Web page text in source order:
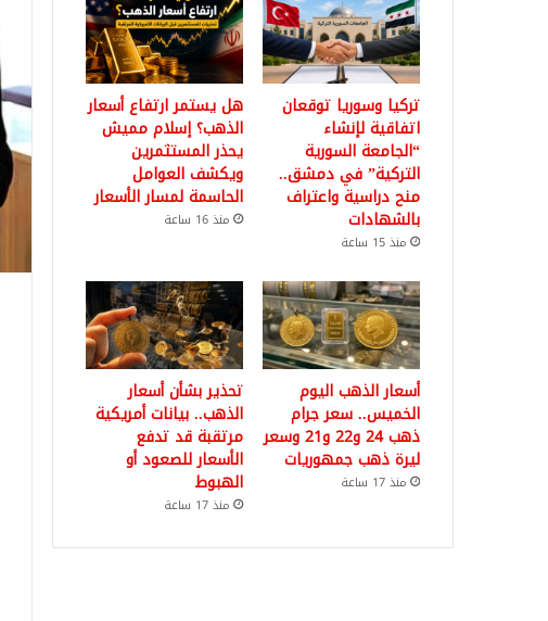
تركيا وسوريا توقعان
اتفاقية لإنشاء
“الجامعة السورية
التركية” في دمشق..
منح دراسية واعتراف
بالشهادات
منذ 15 ساعة
هل يستمر ارتفاع أسعار
الذهب؟ إسلام مميش
يحذر المستثمرين
ويكشف العوامل
الحاسمة لمسار الأسعار
منذ 16 ساعة
أسعار الذهب اليوم
الخميس.. سعر جرام
ذهب 24 و22 و21 وسعر
ليرة ذهب جمهوريات
منذ 17 ساعة
تحذير بشأن أسعار
الذهب.. بيانات أمريكية
مرتقبة قد تدفع
الأسعار للصعود أو
الهبوط
منذ 17 ساعة